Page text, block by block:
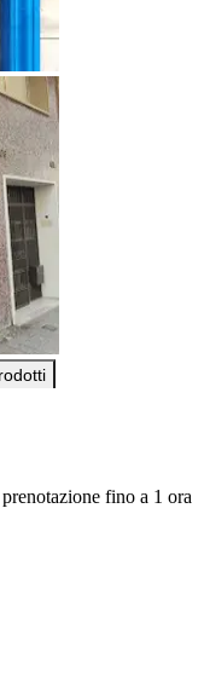
fino a 1 ora